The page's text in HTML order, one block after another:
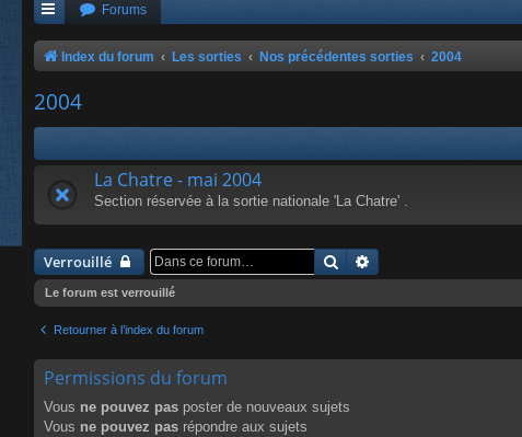
Forums
Index du forum Les sorties Nos précédentes sorties 2004
2004
La Chatre - mai 2004
Section réservée à la sortie nationale 'La Chatre' .
Verrouillé Rechercher
Le forum est verrouillé
Retourner à l’index du forum
Permissions du forum
Vous ne pouvez pas poster de nouveaux sujets
Vous ne pouvez pas répondre aux sujets